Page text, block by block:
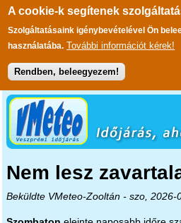
A cookie-k segítenek
Szolgáltatásaink igénybevételével Ön
használatába. További információt kérek!
Rendben, beleegyezem!
Ugrás a tartalomra
Nem lesz
Beküldte VMeteo-Zooltán- szo, 2026-